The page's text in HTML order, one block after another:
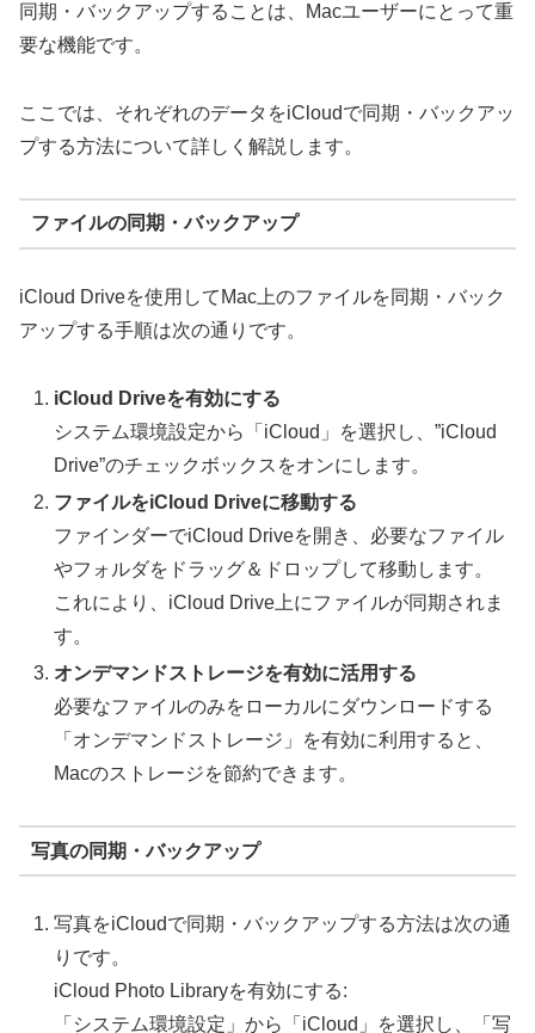
同期・バックアップすることは、Macユーザーにとって重
要な機能です。
ここでは、それぞれのデータをiCloudで同期・バックアッ
プする方法について詳しく解説します。
ファイルの同期・バックアップ
iCloud Driveを使用してMac上のファイルを同期・バック
アップする手順は次の通りです。
iCloud Driveを有効にする
システム環境設定から「iCloud」を選択し、”iCloud
Drive”のチェックボックスをオンにします。
ファイルをiCloud Driveに移動する
ファインダーでiCloud Driveを開き、必要なファイル
やフォルダをドラッグ＆ドロップして移動します。
これにより、iCloud Drive上にファイルが同期されま
す。
オンデマンドストレージを有効に活用する
必要なファイルのみをローカルにダウンロードする
「オンデマンドストレージ」を有効に利用すると、
Macのストレージを節約できます。
写真の同期・バックアップ
写真をiCloudで同期・バックアップする方法は次の通
りです。
iCloud Photo Libraryを有効にする:
「システム環境設定」から「iCloud」を選択し、「写